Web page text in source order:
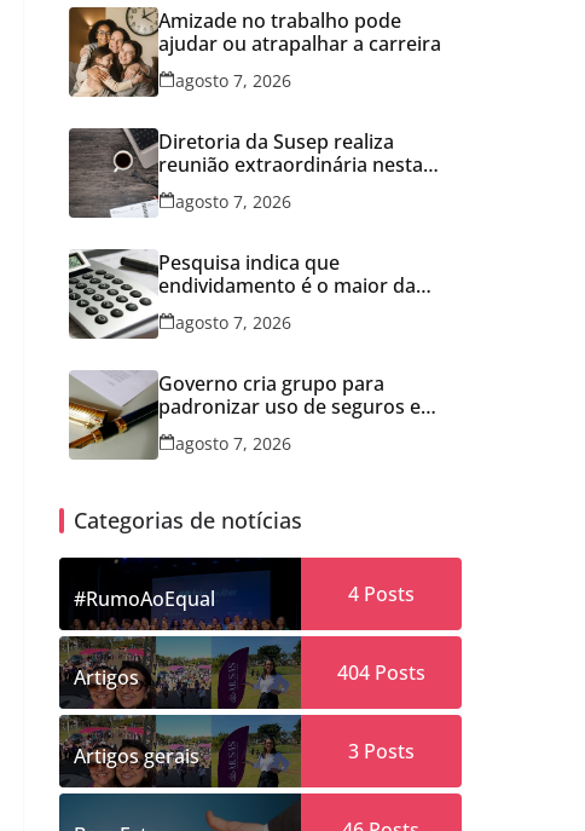
Amizade no trabalho pode
ajudar ou atrapalhar a carreira
agosto 7, 2026
Diretoria da Susep realiza
reunião extraordinária nesta
sexta-feira
agosto 7, 2026
Pesquisa indica que
endividamento é o maior da
série histórica
agosto 7, 2026
Governo cria grupo para
padronizar uso de seguros em
concessões
agosto 7, 2026
Categorias de notícias
#RumoAoEqual 4Posts
Artigos 404Posts
Artigos gerais 3Posts